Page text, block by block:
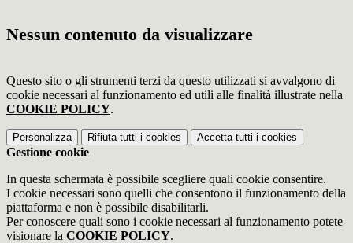
Nessun contenuto da visualizzare
Questo sito o gli strumenti terzi da questo utilizzati si avvalgono di
cookie necessari al funzionamento ed utili alle finalità illustrate nella
COOKIE POLICY.
Personalizza Rifiuta tutti i cookies Accetta tutti i cookies
Gestione cookie
In questa schermata è possibile scegliere quali cookie consentire.
I cookie necessari sono quelli che consentono il funzionamento della
piattaforma e non è possibile disabilitarli.
Per conoscere quali sono i cookie necessari al funzionamento potete
visionare la COOKIE POLICY.